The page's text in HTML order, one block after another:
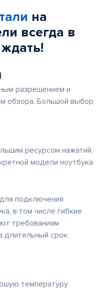
на
всегда в
разрешением и
обзора. Большой выбор
ресурсом нажатий,
модели ноутбука
подключения
в том числе гибкие
требованиям
длительный срок
температуру